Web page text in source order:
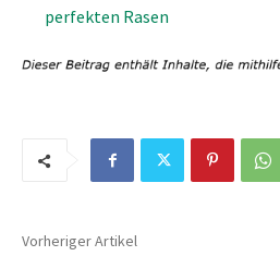
perfekten Rasen
Vorheriger Artikel